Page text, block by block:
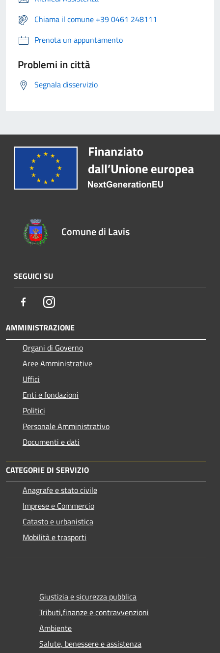
Chiama il comune +39 0461 248111
Prenota un appuntamento
Problemi in città
Segnala disservizio
Comune di Lavis
SEGUICI SU
FacebookInstagram
AMMINISTRAZIONE
Organi di Governo
Aree Amministrative
Uffici
Enti e fondazioni
Politici
Personale Amministrativo
Documenti e dati
CATEGORIE DI SERVIZIO
Anagrafe e stato civile
Imprese e Commercio
Catasto e urbanistica
Mobilità e trasporti
Giustizia e sicurezza pubblica
Tributi,finanze e contravvenzioni
Ambiente
Salute, benessere e assistenza